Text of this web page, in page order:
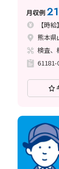
代未経験
月収例
【時
熊本県
検査、
61181-